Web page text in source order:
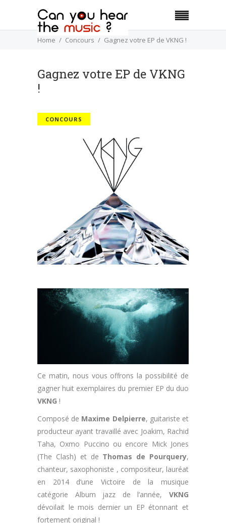
Home Concours Gagnez votre EP de VKNG !
Gagnez votre EP de VKNG
!
CONCOURS
Ce matin, nous vous offrons la possibilité de
gagner huit exemplaires du premier EP du duo
VKNG !
Composé de Maxime Delpierre, guitariste et
producteur ayant travaillé avec Joakim, Rachid
Taha, Oxmo Puccino ou encore Mick Jones
(The Clash) et de Thomas de Pourquery,
chanteur, saxophoniste , compositeur, lauréat
en 2014 d’une Victoire de la musique
catégorie Album jazz de l’année, VKNG
dévoilait le mois dernier un EP étonnant et
fortement original !